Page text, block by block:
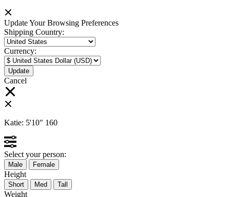
Update Your Browsing Preferences
Shipping Country:
Currency:
Cancel
Katie: 5'10" 160
Select your person:
Male Female
Height
Short Med Tall
Weight